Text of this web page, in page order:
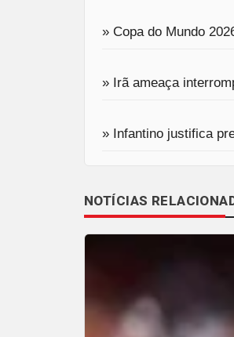
» Copa do Mundo
» Irã ameaça
» Infantino justifica
NOTÍCIAS